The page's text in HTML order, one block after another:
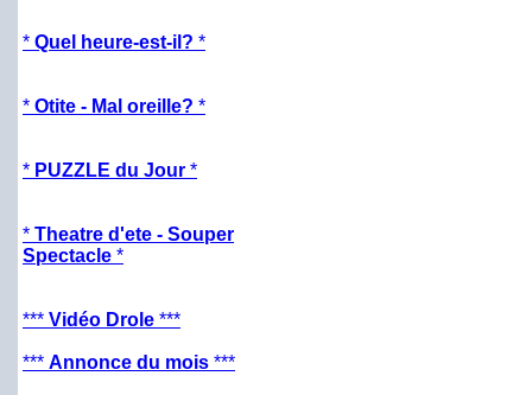
* Quel heure-est-il? *
* Otite - Mal oreille? *
* PUZZLE du Jour *
* Theatre d'ete - Souper
Spectacle *
*** Vidéo Drole ***
*** Annonce du mois ***